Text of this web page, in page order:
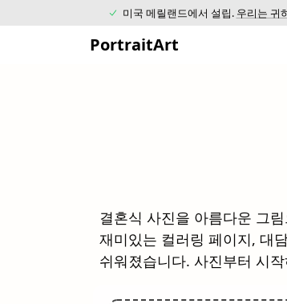
미국 메릴랜드에서 설립. 우리는 귀
PortraitArt
결혼식 사진을 아름다운 그
재미있는 컬러링 페이지, 대
쉬워졌습니다. 사진부터 시